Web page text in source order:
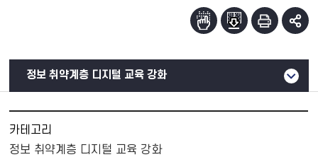
정보 취약계층 디지털 교육 강화
카테고리
정보 취약계층 디지털 교육 강화